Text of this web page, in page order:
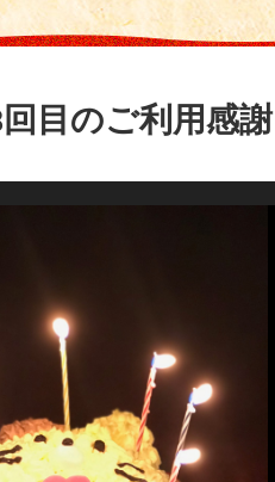
目のご利用感謝